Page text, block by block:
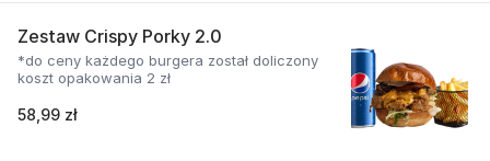
Zestaw Crispy Porky 2.0
*do ceny każdego burgera został doliczony
koszt opakowania 2 zł
58,99 zł